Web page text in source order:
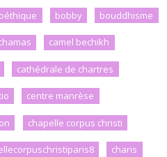
bobby bouddhisme
camel bechikh
cathédrale de chartres
centre manrèse
chapelle corpus christi
charis